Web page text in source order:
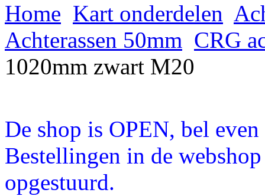
Home Kart onderdelen
Achterassen 50mm CRG
1020mm zwart M20
De shop is OPEN, bel
Bestellingen in de
opgestuurd.